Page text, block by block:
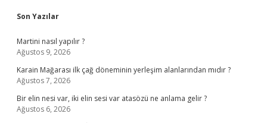
Sidebar
Son Yazılar
Martini nasıl yapılır ?
Ağustos 9, 2026
Karain Mağarası ilk çağ döneminin yerleşim alanlarından mıdır ?
Ağustos 7, 2026
Bir elin nesi var, iki elin sesi var atasözü ne anlama gelir ?
Ağustos 6, 2026